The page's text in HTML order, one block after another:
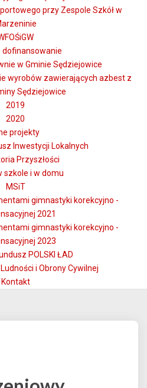
przy Zespole Szkół w
dofinansowanie
w Gminie Sędziejowice
wyrobów zawierających azbest z
Sędziejowice
2019
2020
projekty
Inwestycji Lokalnych
Przyszłości
szkole i w domu
MSiT
gimnastyki korekcyjno -
2021
gimnastyki korekcyjno -
2023
POLSKI ŁAD
i Obrony Cywilnej
Kontakt